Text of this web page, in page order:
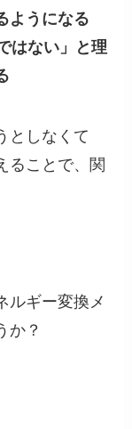
ようになる
はない」と理
としなくて
ることで、関
ルギー変換メ
か？